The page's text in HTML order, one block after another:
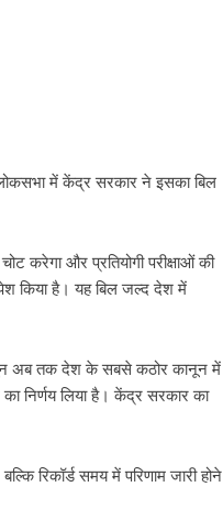
में केंद्र सरकार ने इसका बिल
करेगा और प्रतियोगी परीक्षाओं की
किया है। यह बिल जल्द देश में
अब तक देश के सबसे कठोर कानून में
निर्णय लिया है। केंद्र सरकार का
रिकॉर्ड समय में परिणाम जारी होने